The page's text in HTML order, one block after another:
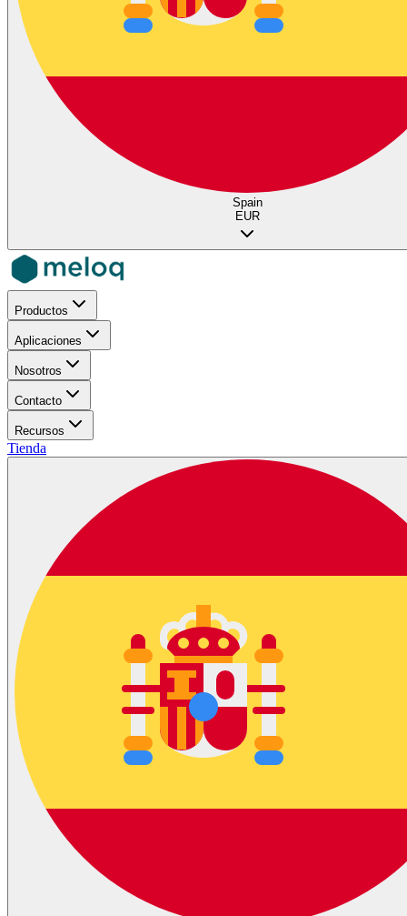
Spain
EUR
Productos
Aplicaciones
Nosotros
Contacto
Recursos
Tienda